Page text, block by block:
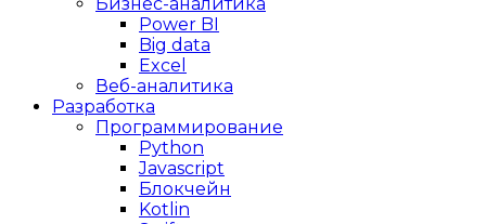
Power BI
Big data
Excel
Веб-аналитика
Разработка
Программирование
Python
Javascript
Блокчейн
Kotlin